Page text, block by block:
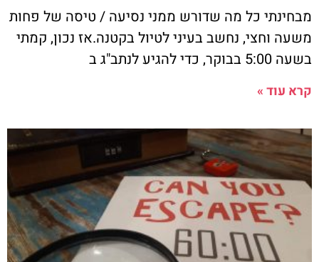
מבחינתי כל מה שדורש ממני נסיעה / טיסה של פחות
משעה וחצי, נחשב בעיני לטיול בקטנה.אז נכון, קמתי
בשעה 5:00 בבוקר, כדי להגיע לנתב"ג ב
קרא עוד »